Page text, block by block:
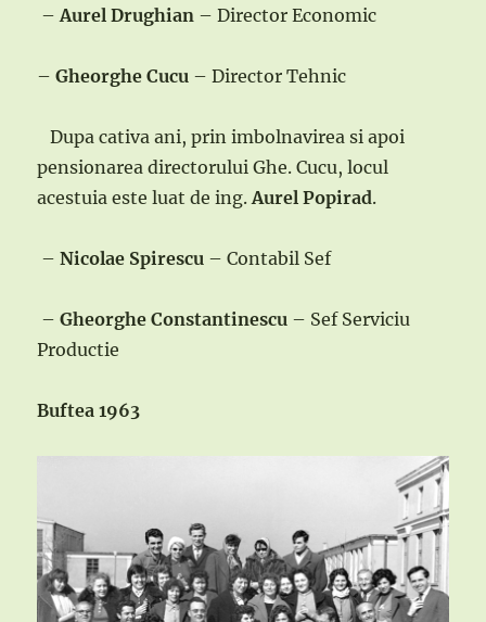
–Aurel Drughian – Director Economic
–Gheorghe Cucu – Director Tehnic
Dupa cativa ani, prin imbolnavirea si apoi
pensionarea directorului Ghe. Cucu, locul
acestuia este luat de ing.Aurel Popirad.
–Nicolae Spirescu – Contabil Sef
–Gheorghe Constantinescu – Sef Serviciu
Productie
Buftea 1963